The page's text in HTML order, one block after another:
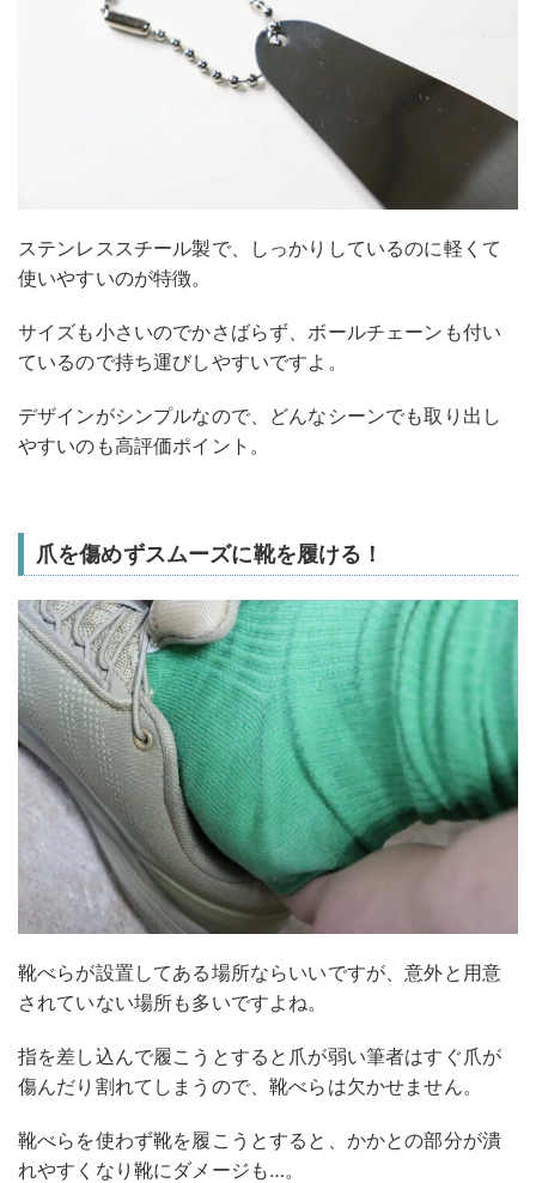
ステンレススチール製で、しっかりしているのに軽くて
使いやすいのが特徴。
サイズも小さいのでかさばらず、ボールチェーンも付い
ているので持ち運びしやすいですよ。
デザインがシンプルなので、どんなシーンでも取り出し
やすいのも高評価ポイント。
爪を傷めずスムーズに靴を履ける！
靴べらが設置してある場所ならいいですが、意外と用意
されていない場所も多いですよね。
指を差し込んで履こうとすると爪が弱い筆者はすぐ爪が
傷んだり割れてしまうので、靴べらは欠かせません。
靴べらを使わず靴を履こうとすると、かかとの部分が潰
れやすくなり靴にダメージも…。